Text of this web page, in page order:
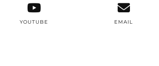
YOUTUBE EMAIL